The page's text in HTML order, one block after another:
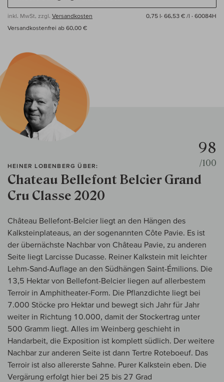
inkl. MwSt, zzgl. Versandkosten 0,75 l· 66,53 € /l · 60084H
Versandkostenfrei ab 60,00 €
HEINER LOBENBERG ÜBER:
Chateau Bellefont Belcier Grand
Cru Classe 2020
98
/100
Château Bellefont-Belcier liegt an den Hängen des
Kalksteinplateaus, an der sogenannten Côte Pavie. Es ist
der übernächste Nachbar von Château Pavie, zu anderen
Seite liegt Larcisse Ducasse. Reiner Kalkstein mit leichter
Lehm-Sand-Auflage an den Südhängen Saint-Émilions. Die
13,5 Hektar von Bellefont-Belcier liegen auf allerbestem
Terroir in Amphitheater-Form. Die Pflanzdichte liegt bei
7.000 Stöcke pro Hektar und bewegt sich Jahr für Jahr
weiter in Richtung 10.000, damit der Stockertrag unter
500 Gramm liegt. Alles im Weinberg geschieht in
Handarbeit, die Exposition ist komplett südlich. Der weitere
Nachbar zur anderen Seite ist dann Tertre Roteboeuf. Das
Terroir ist also allererste Sahne. Purer Kalkstein eben. Die
Vergärung erfolgt hier bei 25 bis 27 Grad